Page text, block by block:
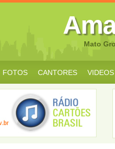
Mato
FOTOS CANTORES VIDEOS
Água Clara